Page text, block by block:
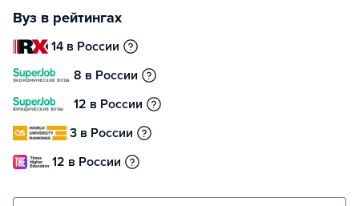
Вуз в рейтингах
14 в России
8 в России
12 в России
3 в России
12 в России